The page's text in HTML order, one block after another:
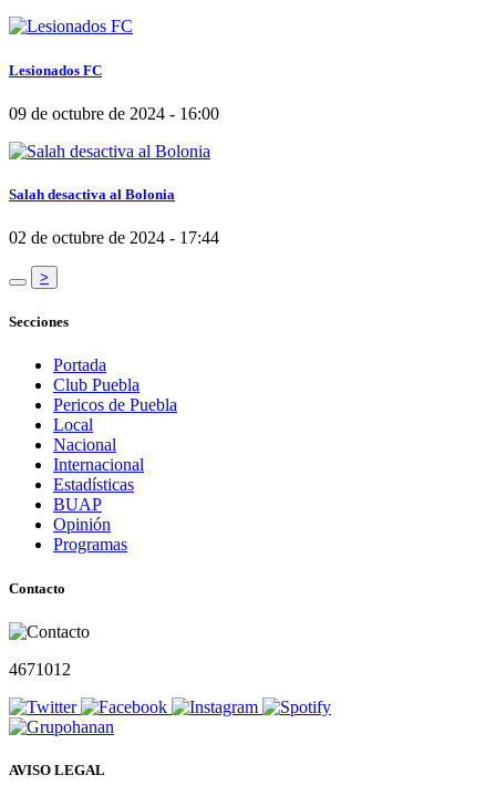
Lesionados FC
09 de octubre de 2024 - 16:00
Salah desactiva al Bolonia
02 de octubre de 2024 - 17:44
>
Secciones
Portada
Club Puebla
Pericos de Puebla
Local
Nacional
Internacional
Estadísticas
BUAP
Opinión
Programas
Contacto
4671012
AVISO LEGAL